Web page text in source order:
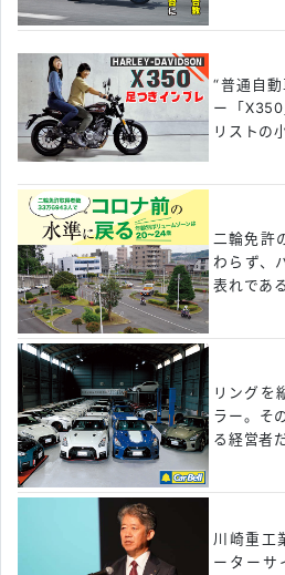
“普通自
ー「
リストの
二輪免許
わらず、
表れであ
リングを
ラー。そ
る経営者
川崎重工
ーターサ